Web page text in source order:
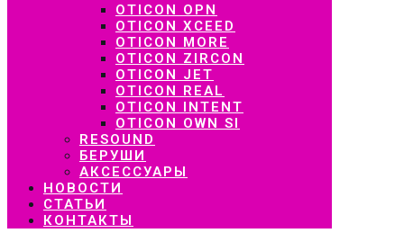
OTICON OPN
OTICON XCEED
OTICON MORE
OTICON ZIRCON
OTICON JET
OTICON REAL
OTICON INTENT
OTICON OWN SI
RESOUND
БЕРУШИ
АКСЕССУАРЫ
НОВОСТИ
СТАТЬИ
КОНТАКТЫ